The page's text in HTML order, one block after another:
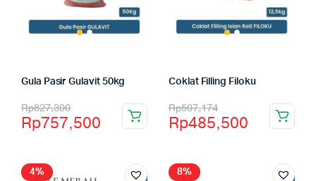
Gula Pasir Gulavit 50kg
Rp827,300
Rp757,500
Coklat Filling Filoku
Rp507,174
Rp485,500
4% 8%